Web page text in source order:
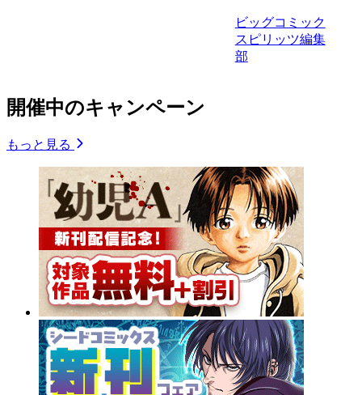
ビッグコミック
スピリッツ編集
部
開催中のキャンペーン
もっと見る